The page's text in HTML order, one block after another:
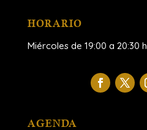
HORARIO
Miércoles de 19:00 a 20:30 h.
AGENDA